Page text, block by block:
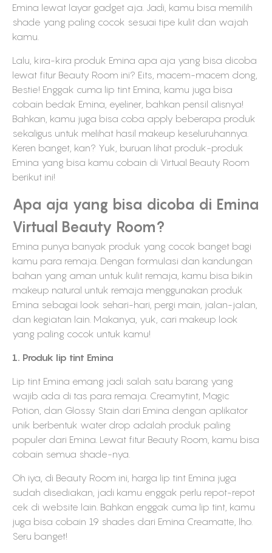
Emina lewat layar gadget aja. Jadi, kamu bisa memilih
shade yang paling cocok sesuai tipe kulit dan wajah
kamu.
Lalu, kira-kira produk Emina apa aja yang bisa dicoba
lewat fitur Beauty Room ini? Eits, macem-macem dong,
Bestie! Enggak cuma lip tint Emina, kamu juga bisa
cobain bedak Emina, eyeliner, bahkan pensil alisnya!
Bahkan, kamu juga bisa coba apply beberapa produk
sekaligus untuk melihat hasil makeup keseluruhannya.
Keren banget, kan? Yuk, buruan lihat produk-produk
Emina yang bisa kamu cobain di Virtual Beauty Room
berikut ini!
Apa aja yang bisa dicoba di Emina
Virtual Beauty Room?
Emina punya banyak produk yang cocok banget bagi
kamu para remaja. Dengan formulasi dan kandungan
bahan yang aman untuk kulit remaja, kamu bisa bikin
makeup natural untuk remaja menggunakan produk
Emina sebagai look sehari-hari, pergi main, jalan-jalan,
dan kegiatan lain. Makanya, yuk, cari makeup look
yang paling cocok untuk kamu!
1. Produk lip tint Emina
Lip tint Emina emang jadi salah satu barang yang
wajib ada di tas para remaja. Creamytint, Magic
Potion, dan Glossy Stain dari Emina dengan aplikator
unik berbentuk water drop adalah produk paling
populer dari Emina. Lewat fitur Beauty Room, kamu bisa
cobain semua shade-nya.
Oh iya, di Beauty Room ini, harga lip tint Emina juga
sudah disediakan, jadi kamu enggak perlu repot-repot
cek di website lain. Bahkan enggak cuma lip tint, kamu
juga bisa cobain 19 shades dari Emina Creamatte, lho.
Seru banget!